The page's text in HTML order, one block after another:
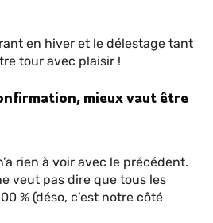
en hiver et le délestage tant
tour avec plaisir !
mieux vaut être
rien à voir avec le précédent.
veut pas dire que tous les
% (déso, c’est notre côté